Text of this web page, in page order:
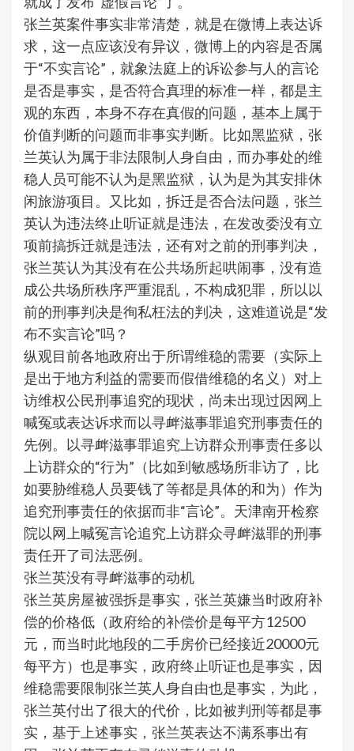
张兰英案件事实非常清楚，就是在微博上表达诉
求，这一点应该没有异议，微博上的内容是否属
于“不实言论”，就象法庭上的诉讼参与人的言论
是否是事实，是否符合真理的标准一样，都是主
观的东西，本身不存在真假的问题，基本上属于
价值判断的问题而非事实判断。比如黑监狱，张
兰英认为属于非法限制人身自由，而办事处的维
稳人员可能不认为是黑监狱，认为是为其安排休
闲旅游项目。又比如，拆迁是否合法问题，张兰
英认为违法终止听证就是违法，在发改委没有立
项前搞拆迁就是违法，还有对之前的刑事判决，
张兰英认为其没有在公共场所起哄闹事，没有造
成公共场所秩序严重混乱，不构成犯罪，所以以
前的刑事判决是徇私枉法的判决，这难道说是“发
布不实言论”吗？
纵观目前各地政府出于所谓维稳的需要（实际上
是出于地方利益的需要而假借维稳的名义）对上
访维权公民刑事追究的现状，尚未出现过因网上
喊冤或表达诉求而以寻衅滋事罪追究刑事责任的
先例。以寻衅滋事罪追究上访群众刑事责任多以
上访群众的“行为”（比如到敏感场所非访了，比
如要胁维稳人员要钱了等都是具体的和为）作为
追究刑事责任的依据而非“言论”。天津南开检察
院以网上喊冤言论追究上访群众寻衅滋罪的刑事
责任开了司法恶例。
张兰英没有寻衅滋事的动机
张兰英房屋被强拆是事实，张兰英嫌当时政府补
偿的价格低（政府给的补偿价是每平方12500
元，而当时此地段的二手房价已经接近20000元
每平方）也是事实，政府终止听证也是事实，因
维稳需要限制张兰英人身自由也是事实，为此，
张兰英付出了很大的代价，比如被判刑等都是事
实，基于上述事实，张兰英表达不满系事出有